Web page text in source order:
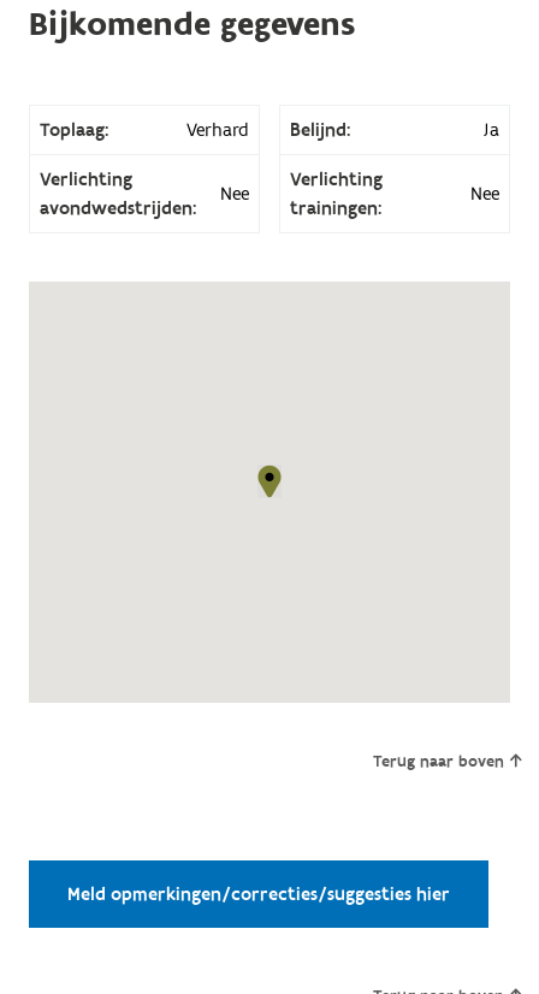
Bijkomende gegevens
Toplaag: Verhard Belijnd: Ja
Verlichting
avondwedstrijden:
Nee
Verlichting
trainingen:
Nee
Terug naar boven
Meld opmerkingen/correcties/suggesties hier